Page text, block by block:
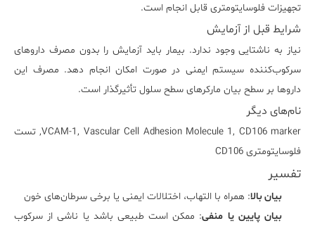
تجهیزات فلوسایتومتری قابل انجام است.
شرایط قبل از آزمایش
نیاز به ناشتایی وجود ندارد. بیمار باید آزمایش را بدون مصرف داروهای
سرکوب‌کننده سیستم ایمنی در صورت امکان انجام دهد. مصرف این
داروها بر سطح بیان مارکرهای سطح سلول تأثیرگذار است.
نام‌های دیگر
VCAM-1, Vascular Cell Adhesion Molecule 1, CD106 marker, تست
فلوسایتومتری CD106
تفسیر
بیان بالا: همراه با التهاب، اختلالات ایمنی یا برخی سرطان‌های خون
بیان پایین یا منفی: ممکن است طبیعی باشد یا ناشی از سرکوب